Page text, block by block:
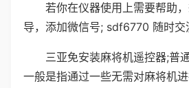
若你在仪器使用上需要帮助
导，添加微信号; sdf6770 随时交
三亚免安装麻将机遥控器;普
一般是指通过一些无需对麻将机